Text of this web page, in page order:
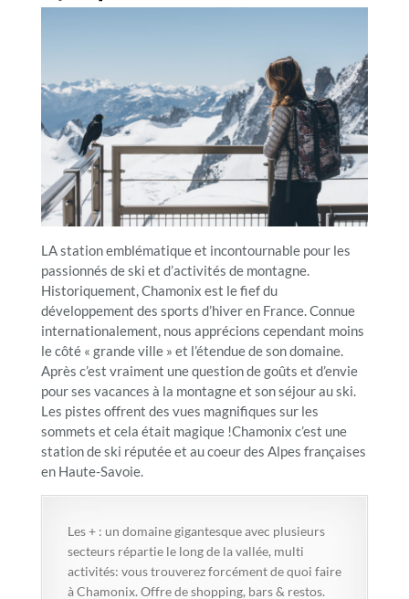
LA station emblématique et incontournable pour les
passionnés de ski et d’activités de montagne.
Historiquement, Chamonix est le fief du
développement des sports d’hiver en France. Connue
internationalement, nous apprécions cependant moins
le côté « grande ville » et l’étendue de son domaine.
Après c’est vraiment une question de goûts et d’envie
pour ses vacances à la montagne et son séjour au ski.
Les pistes offrent des vues magnifiques sur les
sommets et cela était magique !Chamonix c’est une
station de ski réputée et au coeur des Alpes françaises
en Haute-Savoie.
Les + : un domaine gigantesque avec plusieurs
secteurs répartie le long de la vallée, multi
activités: vous trouverez forcément de quoi faire
à Chamonix. Offre de shopping, bars & restos.